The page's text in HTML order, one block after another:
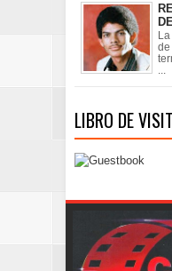
de
...
LIBRO DE